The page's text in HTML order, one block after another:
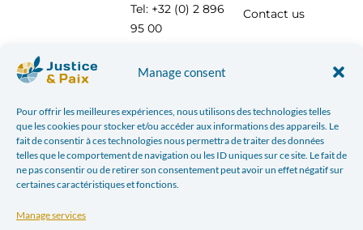
Manage consent
Pour offrir les meilleures expériences, nous utilisons des technologies telles
que les cookies pour stocker et/ou accéder aux informations des appareils. Le
fait de consentir à ces technologies nous permettra de traiter des données
telles que le comportement de navigation ou les ID uniques sur ce site. Le fait de
ne pas consentir ou de retirer son consentement peut avoir un effet négatif sur
certaines caractéristiques et fonctions.
Manage services
Tel: +32 (0) 2 896
95 00
Contact us
With the support of :